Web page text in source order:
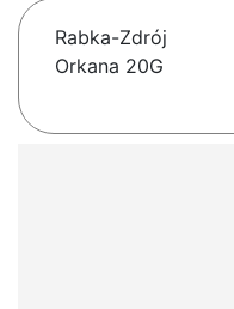
Rabka-Zdrój
Orkana 20G